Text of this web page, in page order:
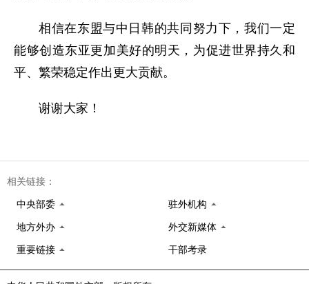
相信在东盟与中日韩的共同努力下，我们一定
能够创造东亚更加美好的明天，为促进世界持久和
平、繁荣稳定作出更大贡献。
谢谢大家！
相关链接：
中央部委 驻外机构
地方外办 外交新媒体
重要链接 干部考录